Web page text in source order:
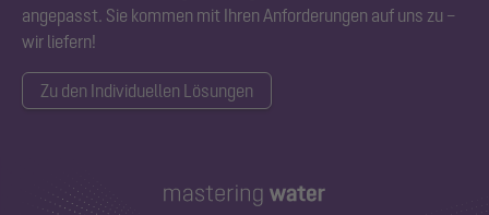
angepasst. Sie kommen mit Ihren Anforderungen auf uns zu –
wir liefern!
Zu den Individuellen Lösungen